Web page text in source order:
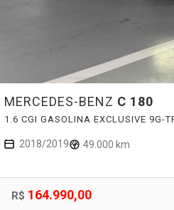
MERCEDES-BENZ C 180
1.6 CGI GASOLINA EXCLUSIVE 9G-
2018/2019 49.000 km
R$ 164.990,00